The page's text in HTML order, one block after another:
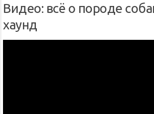
Видео: всё о породе
хаунд